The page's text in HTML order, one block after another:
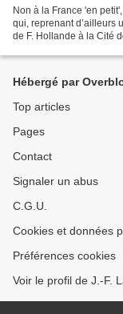
Non à la France 'en
qui, reprenant d’ailleurs
de F. Hollande à la Cité
Hébergé par
Top articles
Pages
Contact
Signaler un abus
C.G.U.
Cookies et données
Préférences cookies
Voir le profil de J.-F.